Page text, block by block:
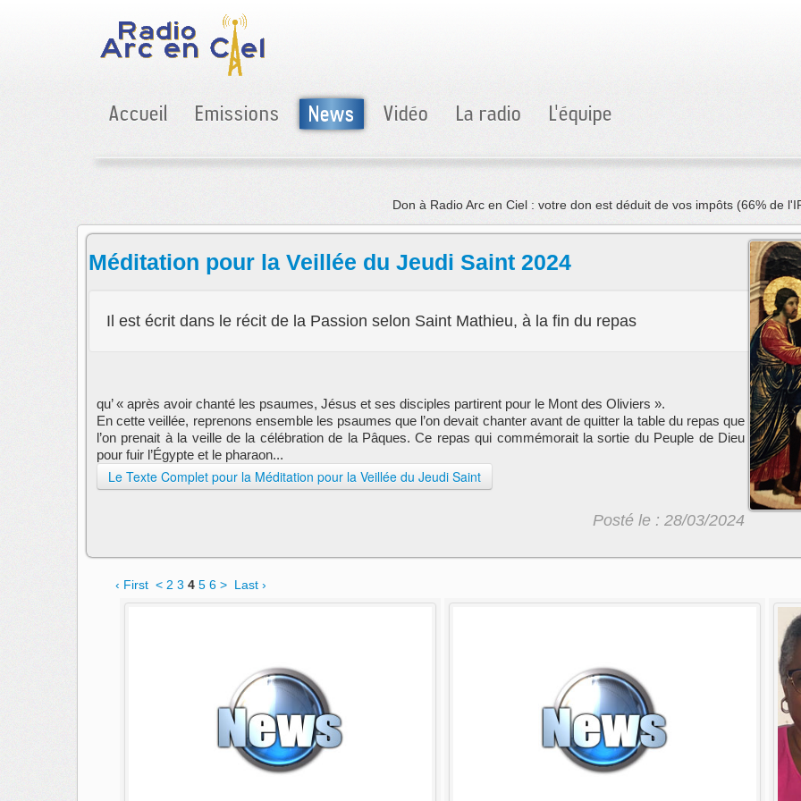
Accueil Emissions News Vidéo La radio L'équipe
Méditation pour la Veillée du Jeudi Saint 2024
Il est écrit dans le récit de la Passion selon Saint Mathieu, à la fin du repas
qu’ « après avoir chanté les psaumes, Jésus et ses disciples partirent pour le Mont des Oliviers ».
En cette veillée, reprenons ensemble les psaumes que l’on devait chanter avant de quitter la table du repas que
l’on prenait à la veille de la célébration de la Pâques. Ce repas qui commémorait la sortie du Peuple de Dieu
pour fuir l’Égypte et le pharaon...
Le Texte Complet pour la Méditation pour la Veillée du Jeudi Saint
Posté le : 28/03/2024
‹ First < 2 3 4 5 6 > Last ›